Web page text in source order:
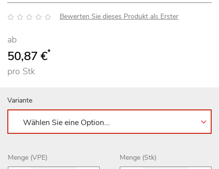
Bewertung: Bewerten Sie dieses Produkt als Erster
ab
50,87 €*
pro Stk
Variante
Menge (VPE) Menge (Stk)